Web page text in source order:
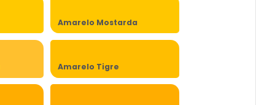
Amarelo Mostarda
Amarelo Tigre